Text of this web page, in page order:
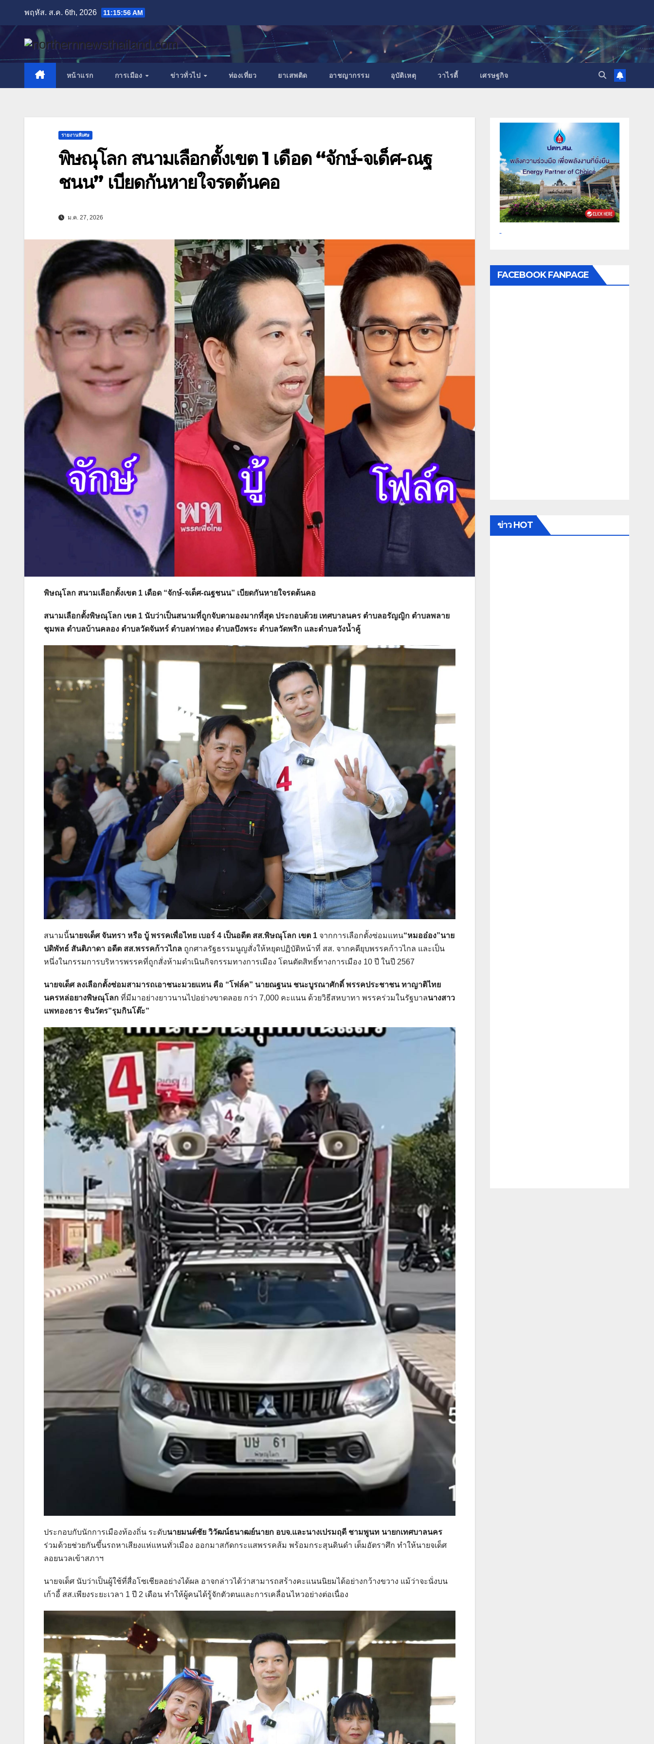
content
พฤหัส. ส.ค. 6th, 2026 11:15:58 AM
หน้าแรก การเมือง ข่าวทั่วไป ท่องเที่ยว ยาเสพติด อาชญากรรม อุบัติเหตุ วาไรตี้ เศรษฐกิจ
รายงานพิเศษ
พิษณุโลก สนามเลือกตั้งเขต 1 เดือด “จักษ์-จเด็ศ-ณฐ
ชนน” เบียดกันหายใจรดต้นคอ
ม.ค. 27, 2026
พิษณุโลก สนามเลือกตั้งเขต 1 เดือด “จักษ์-จเด็ศ-ณฐชนน” เบียดกันหายใจรดต้นคอ
สนามเลือกตั้งพิษณุโลก เขต 1 นับว่าเป็นสนามที่ถูกจับตามองมากที่สุด ประกอบด้วย เทศบาลนคร ตำบลอรัญญิก ตำบลพลาย
ชุมพล ตำบลบ้านคลอง ตำบลวัดจันทร์ ตำบลท่าทอง ตำบลบึงพระ ตำบลวัดพริก และตำบลวังน้ำคู้
สนามนี้นายจเด็ศ จันทรา หรือ บู้ พรรคเพื่อไทย เบอร์ 4 เป็นอดีต สส.พิษณุโลก เขต 1 จากการเลือกตั้งซ่อมแทน“หมออ๋อง”นาย
ปดิพัทธ์ สันติภาดา อดีต สส.พรรคก้าวไกล ถูกศาลรัฐธรรมนูญสั่งให้หยุดปฏิบัติหน้าที่ สส. จากคดียุบพรรคก้าวไกล และเป็น
หนึ่งในกรรมการบริหารพรรคที่ถูกสั่งห้ามดำเนินกิจกรรมทางการเมือง โดนตัดสิทธิ์ทางการเมือง 10 ปี ในปี 2567
นายจเด็ศ ลงเลือกตั้งซ่อมสามารถเอาชนะมวยแทน คือ “โฟล์ค” นายณฐนน ชนะบูรณาศักดิ์ พรรคประชาชน ทาญาติไทย
นครหล่อยางพิษณุโลก ที่มีมาอย่างยาวนานไปอย่างขาดลอย กว่า 7,000 คะแนน ด้วยวิธีสหบาทา พรรคร่วมในรัฐบาลนางสาว
แพทองธาร ชินวัตร”รุมกินโต๊ะ”
ประกอบกับนักการเมืองท้องถิ่น ระดับนายมนต์ชัย วิวัฒน์ธนาฒย์นายก อบจ.และนางเปรมฤดี ชามพูนท นายกเทศบาลนคร
ร่วมด้วยช่วยกันขึ้นรถหาเสียงแห่แหนทั่วเมือง ออกมาสกัดกระแสพรรคส้ม พร้อมกระสุนดินดำ เต็มอัตราศึก ทำให้นายจเด็ศ
ลอยนวลเข้าสภาฯ
นายจเด็ศ นับว่าเป็นผู้ใช้ที่สื่อโซเชียลอย่างได้ผล อาจกล่าวได้ว่าสามารถสร้างคะแนนนิยมได้อย่างกว้างขวาง แม้ว่าจะนั่งบน
เก้าอี้ สส.เพียงระยะเวลา 1 ปี 2 เดือน ทำให้ผู้คนได้รู้จักตัวตนและการเคลื่อนไหวอย่างต่อเนื่อง
FACEBOOK FANPAGE
ข่าว HOT